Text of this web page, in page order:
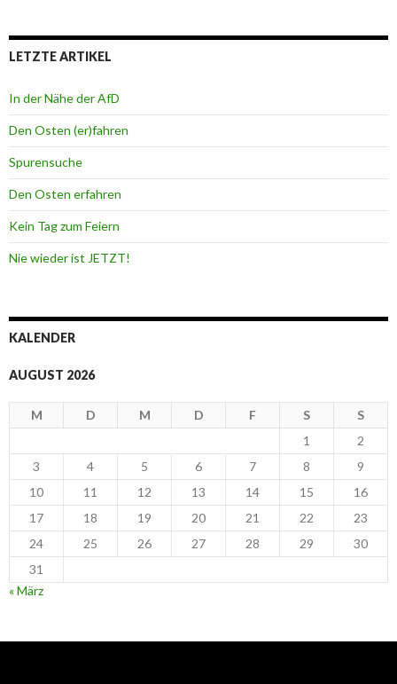
LETZTE ARTIKEL
In der Nähe der AfD
Den Osten (er)fahren
Spurensuche
Den Osten erfahren
Kein Tag zum Feiern
Nie wieder ist JETZT!
KALENDER
AUGUST 2026
M D M D F S
S
1
2
3
4 5 6 7 8
9
10
11 12 13 14 15
16
17
18 19 20 21 22
23
24
25 26 27 28 29
30
31
« März